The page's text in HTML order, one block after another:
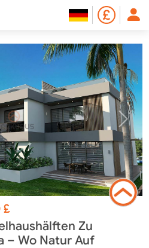
£
Zu
– Wo Natur Auf